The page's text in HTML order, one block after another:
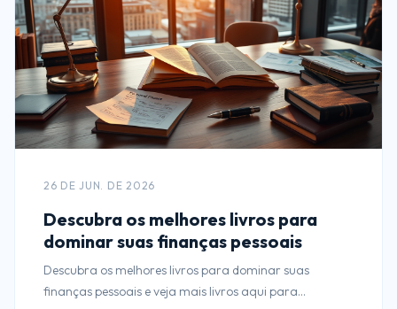
26 DE JUN. DE 2026
Descubra os melhores livros para
dominar suas finanças pessoais
Descubra os melhores livros para dominar suas
finanças pessoais e veja mais livros aqui para